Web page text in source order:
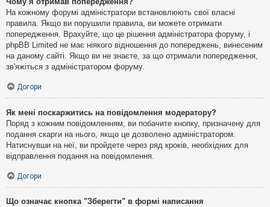
На кожному форумі адміністратори встановлюють свої власні
правила. Якщо ви порушили правила, ви можете отримати
попередження. Врахуйте, що це рішення адміністратора форуму, і
phpBB Limited не має ніякого відношення до попереджень, винесеним
на даному сайті. Якщо ви не знаєте, за що отримали попередження,
зв'яжіться з адміністратором форуму.
Догори
Як мені поскаржитись на повідомлення модератору?
Поряд з кожним повідомленням, ви побачите кнопку, призначену для
подання скарги на нього, якщо це дозволено адміністратором.
Натиснувши на неї, ви пройдете через ряд кроків, необхідних для
відправлення подання на повідомлення.
Догори
Що означає кнопка "Зберегти" в формі написання